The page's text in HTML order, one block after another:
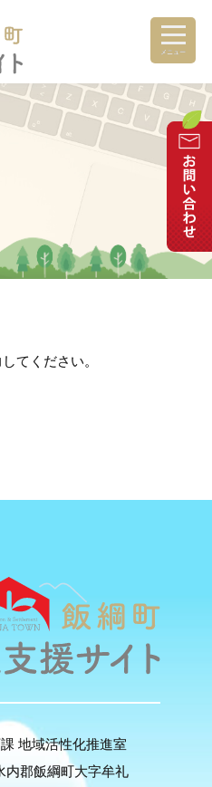
メニュー
てください。
地域活性化推進室
郡飯綱町大字牟礼